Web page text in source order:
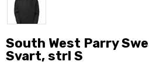
South West Parry
Svart, strl S